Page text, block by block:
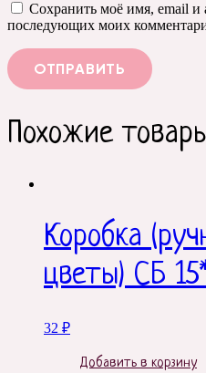
Сохранить моё имя, email и
последующих моих
Похожие
Коробка
цветы) СБ
32 ₽
Добавить в корзину